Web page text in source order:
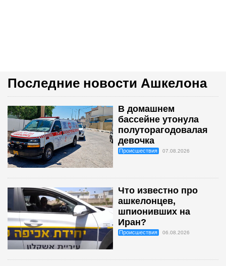
Последние новости Ашкелона
В домашнем
бассейне утонула
полуторагодовалая
девочка
Происшествия 07.08.2026
Что известно про
ашкелонцев,
шпионивших на
Иран?
Происшествия 06.08.2026